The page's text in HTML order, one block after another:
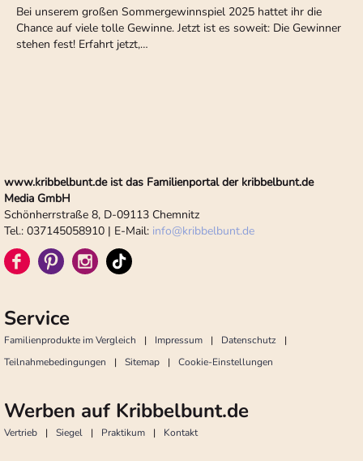
Bei unserem großen Sommergewinnspiel 2025 hattet ihr die
Chance auf viele tolle Gewinne. Jetzt ist es soweit: Die Gewinner
stehen fest! Erfahrt jetzt,…
www.kribbelbunt.de ist das Familienportal der kribbelbunt.de
Media GmbH
Schönherrstraße 8, D-09113 Chemnitz
Tel.: 037145058910 | E-Mail: info@kribbelbunt.de
Service
Familienprodukte im Vergleich Impressum
Datenschutz
Teilnahmebedingungen
Sitemap Cookie-Einstellungen
Werben auf Kribbelbunt.de
Vertrieb Siegel Praktikum Kontakt